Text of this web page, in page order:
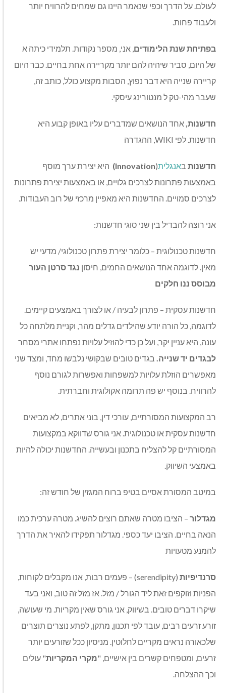
לעולם. על הדרך וכפי שנאמר היינו גם שמחים להרוויח יותר
ולעבוד פחות.
בפתיחת שנת הלימודים, אני, מספר נקודות. תלמידי כיתה א
של היום, סביר שיהיה להם יותר מקריירה אחת בחיים. כבר היום
קריירה שנייה היא דבר נפוץ, הסבות מקצוע כולל, כותב זה,
שעבר מהי-טק ל מנטורינג עיסקי.
חדשנות,אחד הנושאים שמדברים עליו באופן קבוע היא
חדשנות. לפי WIKI, ההגדרה
חדשנות באנגלית(
Innovation)
היא יצירת ערך מוסף
באמצעות פתרונות לצרכים גלויים, או באמצעות יצירת פתרונות
לצרכים סמויים. החדשנות היא מאפיין מרכזי של רוב העבודות.
אני רוצה להבדיל בין שני סוגי חדשנות:
חדשנות טכנולוגית – כלומר יצירת פתרון טכנולוגי/ מדעי יש
מאין. לדוגמה אחד הנושאים החמים, חיסון נגדסרטן העור
מבוסס ננו חלקים
חדשנות עסקית – פתרון לבעיה / או לצורך באמצעים קיימים.
לדוגמה, כל הורה יודע שהילדים גדלים מהר, וקניית מלתחה כל
עונה, היא עניין יקר, ועל כן כדי להוזיל עלויות נפתחו אתרי מסחר
לבגדים יד שנייה. בגדים טובים שבקושי נלבשו מחד, ומצד שני
מאפשרים הוזלת עלויות למשפחות ואפשרות לגורם נוסף
להרוויח. בנוסף יש פה תרומה אקולוגית וחברתית.
רב המקצועות המסורתיים, עורכי דין, בוני אתרים, לא מביאים
חדשנות עסקית או טכנולוגית. אני גורס שדווקא במקצועות
המסורתיים קל להצליח בתכנון ובעשייה. החדשנות יכולה להיות
באמצעי השיווק.
במיטב המסורת אסיים בטיפ ברוח המגזין של חודש זה:
מגדלור – הציבו מטרה שאתם רוצים להשיג. מטרה ערכית כמו
הנאה בחיים. הציבו יעד כספי. מגדלור תפקידו להאיר את הדרך
להמנע מטעויות
סרנדיפיות
(serendipity) – פעמים רבות, אנו מקבלים לקוחות,
הפניות וזוקפים זאת ליד הגורל / מזל. אז מזל זה טוב, ואני בעד
שיקרו דברים טובים. בשיווק, אני גורס שאין מקריות. מי שעושה,
זורע זרעים רבים, עובד לפי תכנון, מתקן, לפתע נוצרים תוצרים
שלכאורה נראים מקריים לחלוטין. מניסיון ככל שזורעים יותר
זרעים, ומטפחים קשרים בין אישיים, "מקרי המקריות" עולים
וכך ההצלחה.